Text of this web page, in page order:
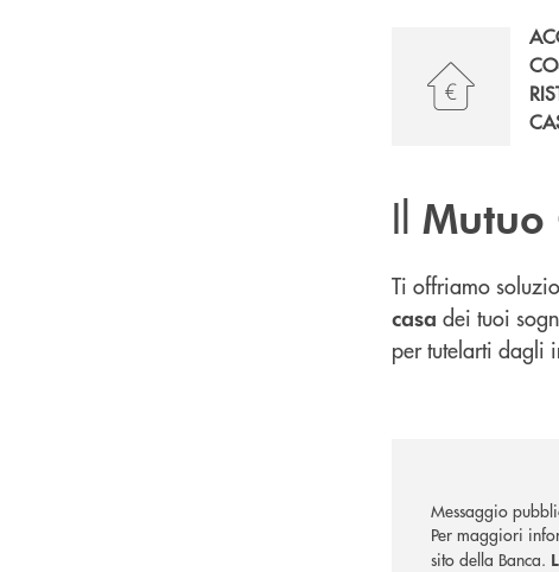
Il Mutuo
Ti offriamo
casa dei tuoi
per tutelarti dagli
Messaggio
Per maggiori
sito della Banca.